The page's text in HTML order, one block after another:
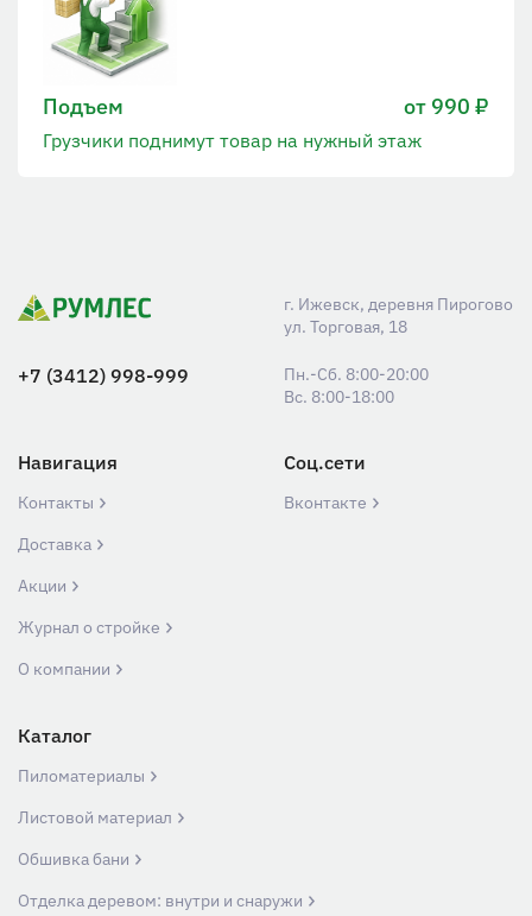
Подъем от 990 ₽
Грузчики поднимут товар на нужный этаж
г. Ижевск, деревня Пирогово
ул. Торговая, 18
+7 (3412) 998-999
Пн.-Сб. 8:00-20:00
Вс. 8:00-18:00
Навигация
Контакты
Доставка
Акции
Журнал о стройке
О компании
Соц.сети
Вконтакте
Каталог
Пиломатериалы
Листовой материал
Обшивка бани
Отделка деревом: внутри и снаружи